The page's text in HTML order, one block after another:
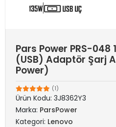
Pars Power PRS-048
(USB) Adaptör Şarj
Power)
(1)
Ürün Kodu: 3J8362Y3
Marka: ParsPower
Kategori: Lenovo